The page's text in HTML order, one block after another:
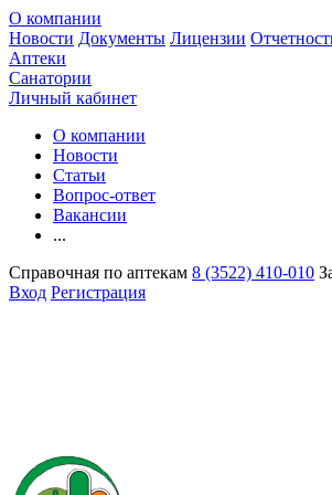
О компании
Новости Документы Лицензии
Аптеки
Санатории
Личный кабинет
О компании
Новости
Статьи
Вопрос-ответ
Вакансии
...
Справочная по аптекам 8 (3522) 410-010
Вход Регистрация